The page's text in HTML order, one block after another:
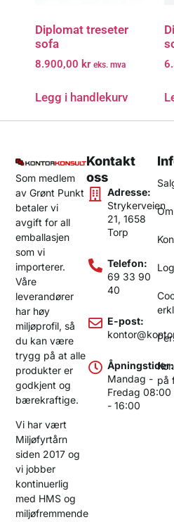
Diplomat treseter
sofa
8.900,00 kr eks. mva
Legg i handlekurv
Som medlem
av Grønt Punkt
betaler vi
avgift for all
emballasjen
som vi
importerer.
Våre
leverandører
har høy
miljøprofil, så
du kan være
trygg på at alle
produkter er
godkjent og
bærekraftige.
Vi har vært
Miljøfyrtårn
siden 2017 og
vi jobber
kontinuerlig
med HMS og
miljøfremmende
Kontakt
oss
Adresse:
Strykerveien
21, 1658
Torp
Telefon:
69 33 90
40
E-post:
Åpningstider:
Mandag -
Fredag 08:00
- 16:00
på